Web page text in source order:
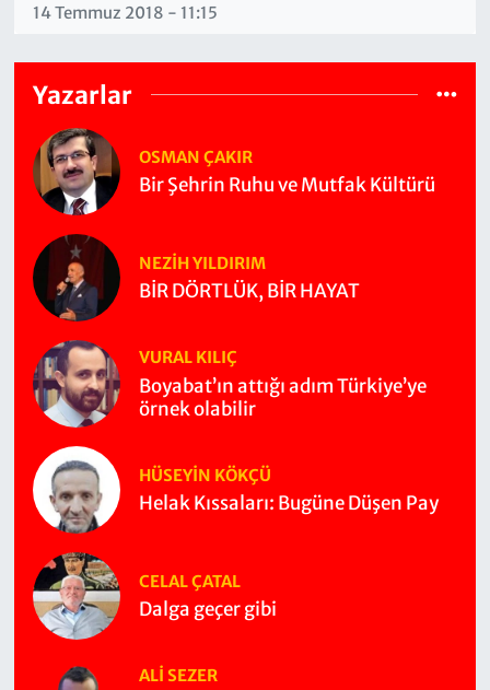
14 Temmuz 2018 - 11:15
Yazarlar
OSMAN ÇAKIR
Bir Şehrin Ruhu ve Mutfak Kültürü
NEZIH YILDIRIM
BİR DÖRTLÜK, BİR HAYAT
VURAL KILIÇ
Boyabat’ın attığı adım Türkiye’ye
örnek olabilir
HÜSEYIN KÖKÇÜ
Helak Kıssaları: Bugüne Düşen Pay
CELAL ÇATAL
Dalga geçer gibi
ALI SEZER